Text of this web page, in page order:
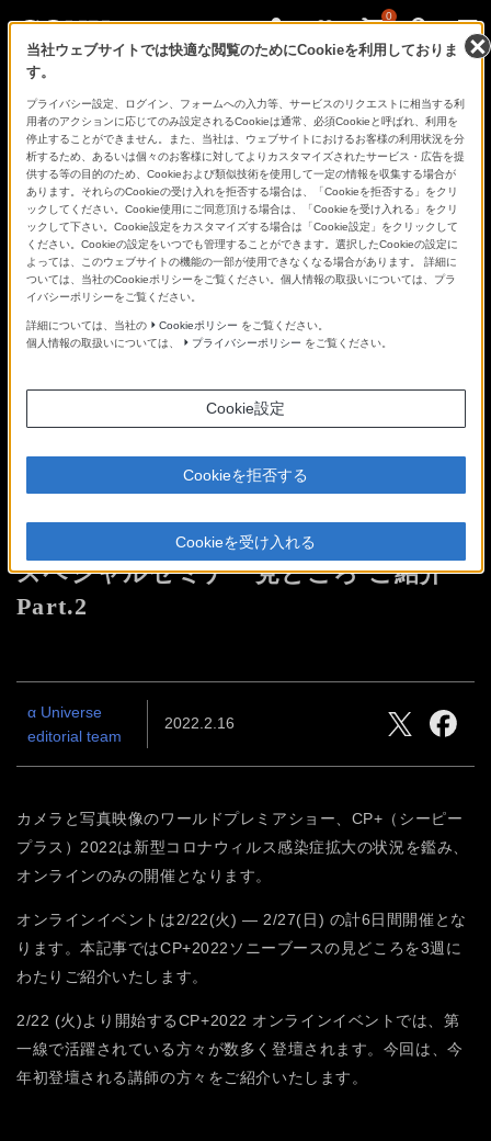
0
あ、
見
た
こ
と
の
な
い
世
界
へ。
α
Universe
CP+2022 ソニーブース
スペシャルセミナー見どころ ご紹介
Part.2
α Universe
editorial team
2022.2.16
カメラと写真映像のワールドプレミアショー、CP+（シーピー
プラス）2022は新型コロナウィルス感染症拡大の状況を鑑み、
オンラインのみの開催となります。
オンラインイベントは2/22(火) ― 2/27(日) の計6日間開催とな
ります。本記事ではCP+2022ソニーブースの見どころを3週に
わたりご紹介いたします。
2/22 (火)より開始するCP+2022 オンラインイベントでは、第
一線で活躍されている方々が数多く登壇されます。今回は、今
年初登壇される講師の方々をご紹介いたします。
当社ウェブサイトでは快適な閲覧のためにCookieを利用しておりま
す。
プライバシー設定、ログイン、フォームへの入力等、サービスのリクエストに相当する利
用者のアクションに応じてのみ設定されるCookieは通常、必須Cookieと呼ばれ、利用を
停止することができません。また、当社は、ウェブサイトにおけるお客様の利用状況を分
析するため、あるいは個々のお客様に対してよりカスタマイズされたサービス・広告を提
供する等の目的のため、Cookieおよび類似技術を使用して一定の情報を収集する場合が
あります。それらのCookieの受け入れを拒否する場合は、「Cookieを拒否する」をクリ
ックしてください。Cookie使用にご同意頂ける場合は、「Cookieを受け入れる」をクリ
ックして下さい。Cookie設定をカスタマイズする場合は「Cookie設定」をクリックして
ください。Cookieの設定をいつでも管理することができます。選択したCookieの設定に
よっては、このウェブサイトの機能の一部が使用できなくなる場合があります。 詳細に
ついては、当社のCookieポリシーをご覧ください。個人情報の取扱いについては、プラ
イバシーポリシーをご覧ください。
詳細については、当社の Cookieポリシー をご覧ください。
個人情報の取扱いについては、
プライバシーポリシー をご覧ください。
Cookie設定
Cookieを拒否する
Cookieを受け入れる